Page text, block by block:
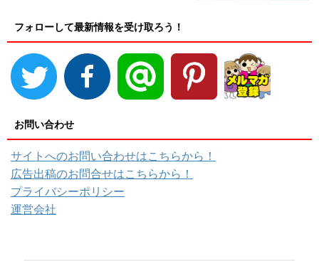
フォローして最新情報を受け取ろう！
お問い合わせ
サイトへのお問い合わせはこちらから！
広告出稿のお問合せはこちらから！
プライバシーポリシー
運営会社